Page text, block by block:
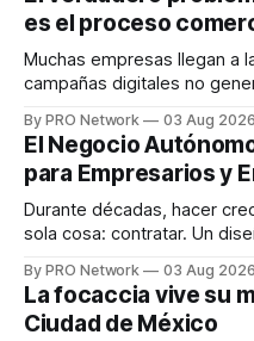
en tiempo real para ayudar
decisiones sobre su salud
responder
es el proceso
Muchas empresas llegan a
campañas digitales no
INTERIUS, el problema suele
una entrevista para el
marketing digital explicó
By PRO Network 03 Aug 2026
El Negocio
para Empresarios y
Durante décadas, hacer
sola cosa: contratar. Un
para los textos, alguien que
para encontrar prospectos,
llamadas y mensajes, y
By PRO Network 03 Aug 2026
La focaccia vive su
Ciudad de México